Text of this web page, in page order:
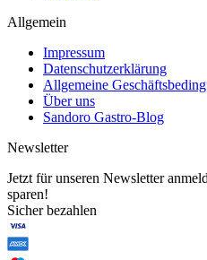
Allgemein
Impressum
Datenschutzerklärung
Allgemeine
Über uns
Sandoro Gastro-Blog
Newsletter
Jetzt für unseren Newsletter
sparen!
Sicher bezahlen